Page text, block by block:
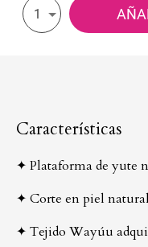
1
Características
✦ Plataforma de yute
✦ Corte en piel
✦ Tejido Wayúu